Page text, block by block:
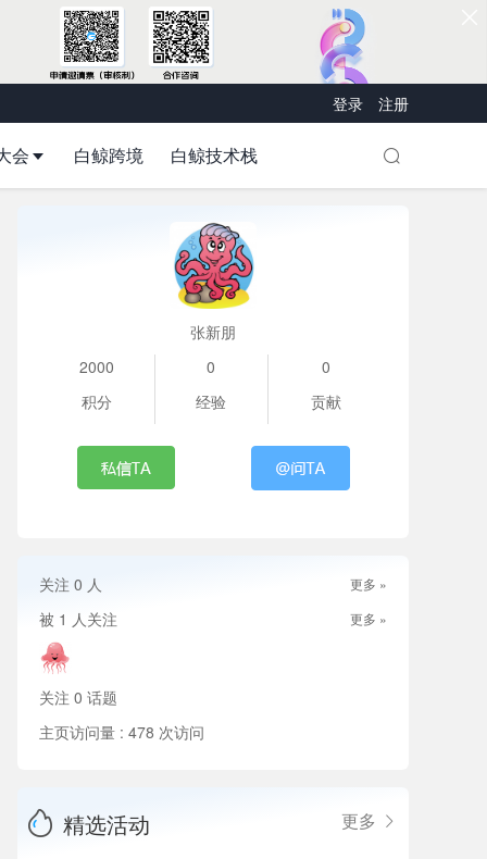
登录 注册
会 白鲸跨境 白鲸技术栈
张新朋
2000
积分
0
经验
0
贡献
更多 »
关注 0 人
更多 »
被 1 人关注
关注 0 话题
主页访问量 : 478 次访问
精选活动 更多